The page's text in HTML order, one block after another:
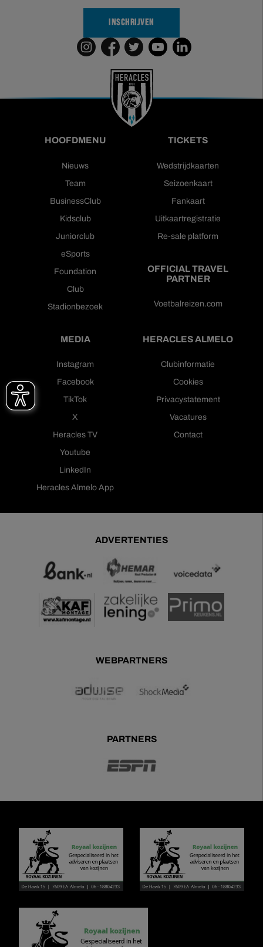
INSCHRIJVEN
HOOFDMENU
Nieuws
Team
BusinessClub
Kidsclub
Juniorclub
eSports
Foundation
Club
Stadionbezoek
TICKETS
Wedstrijdkaarten
Seizoenkaart
Fankaart
Uitkaartregistratie
Re-sale platform
OFFICIAL TRAVEL
PARTNER
Voetbalreizen.com
MEDIA
Instagram
Facebook
TikTok
X
Heracles TV
Youtube
LinkedIn
Heracles Almelo App
HERACLES ALMELO
Clubinformatie
Cookies
Privacystatement
Vacatures
Contact
ADVERTENTIES
WEBPARTNERS
PARTNERS